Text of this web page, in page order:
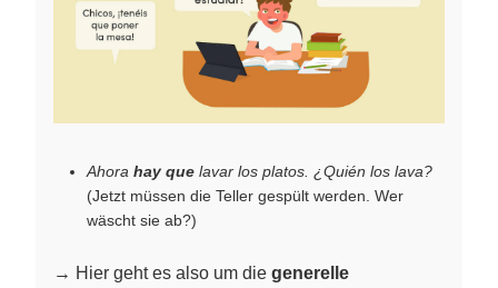
Ahora hay que lavar los platos. ¿Quién los lava?
(Jetzt müssen die Teller gespült werden. Wer
wäscht sie ab?)
→ Hier geht es also um die generelle